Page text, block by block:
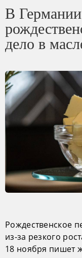
В
дело в
Рождественское
из-за резкого
18 ноября пишет